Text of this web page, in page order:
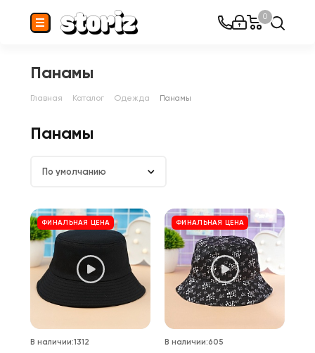
0
Панамы
Главная Каталог Одежда Панамы
Панамы
По умолчанию
ФИНАЛЬНАЯ ЦЕНА
В наличии:1312
ФИНАЛЬНАЯ ЦЕНА
В наличии:605